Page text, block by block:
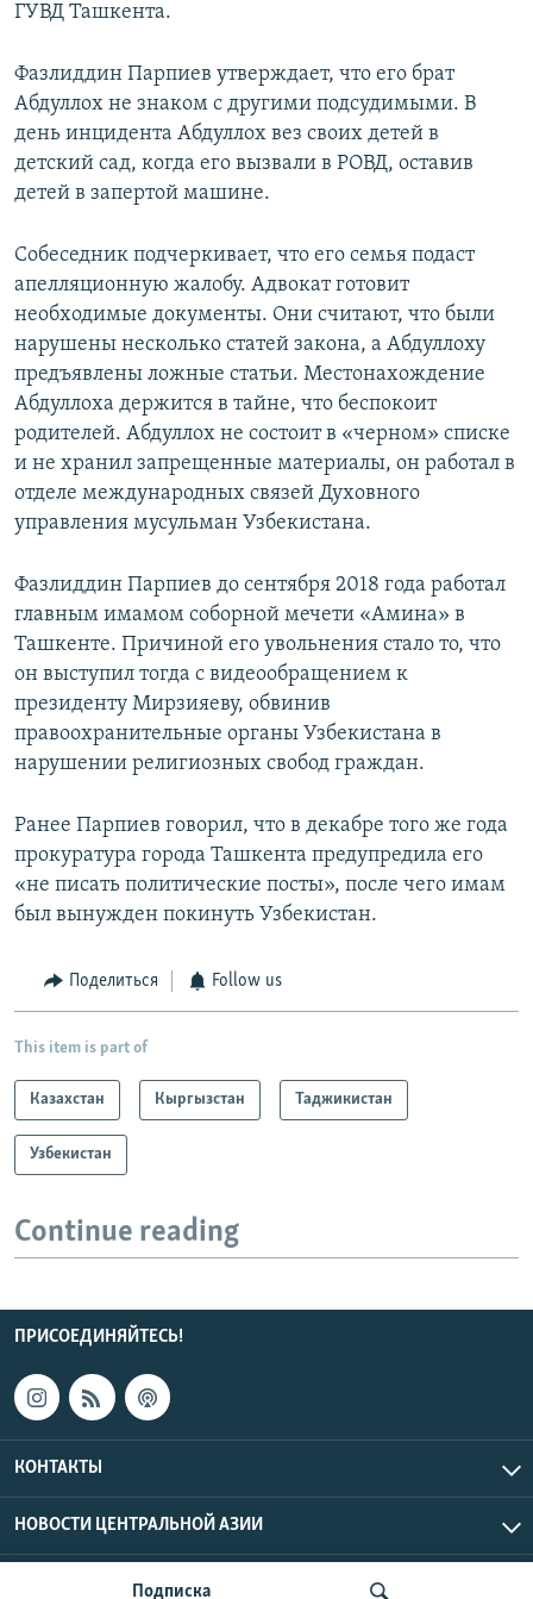
Подписка
ГУВД Ташкента.
Фазлиддин Парпиев утверждает, что его брат
Абдуллох не знаком с другими подсудимыми. В
день инцидента Абдуллох вез своих детей в
детский сад, когда его вызвали в РОВД, оставив
детей в запертой машине.
Собеседник подчеркивает, что его семья подаст
апелляционную жалобу. Адвокат готовит
необходимые документы. Они считают, что были
нарушены несколько статей закона, а Абдуллоху
предъявлены ложные статьи. Местонахождение
Абдуллоха держится в тайне, что беспокоит
родителей. Абдуллох не состоит в «черном» списке
и не хранил запрещенные материалы, он работал в
отделе международных связей Духовного
управления мусульман Узбекистана.
Фазлиддин Парпиев до сентября 2018 года работал
главным имамом соборной мечети «Амина» в
Ташкенте. Причиной его увольнения стало то, что
он выступил тогда с видеообращением к
президенту Мирзияеву, обвинив
правоохранительные органы Узбекистана в
нарушении религиозных свобод граждан.
Ранее Парпиев говорил, что в декабре того же года
прокуратура города Ташкента предупредила его
«не писать политические посты», после чего имам
был вынужден покинуть Узбекистан.
Поделиться Follow us
This item is part of
Казахстан Кыргызстан Таджикистан
Узбекистан
Continue reading
ПРИСОЕДИНЯЙТЕСЬ!
КОНТАКТЫ
НОВОСТИ ЦЕНТРАЛЬНОЙ АЗИИ
CENTRAL ASIAN © 2026 RFE/RL, Inc. | Все права защищены.